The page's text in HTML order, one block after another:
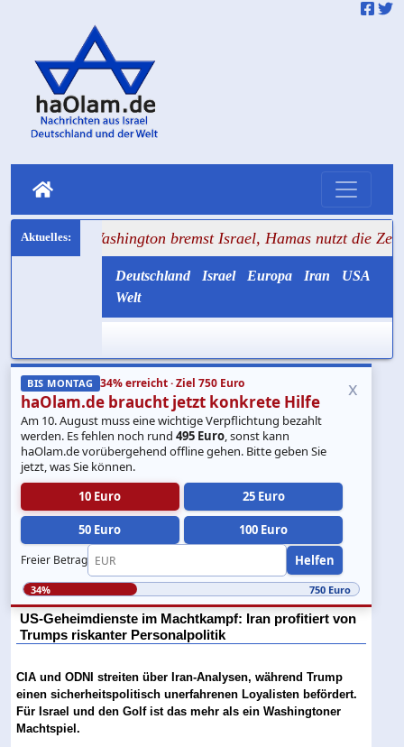
Washington bremst Israel, Hamas nutzt die Zeit zum
Deutschland Israel Europa Iran
USA
Welt
BIS MONTAG 34% erreicht · Ziel 750 Euro
haOlam.de braucht jetzt konkrete Hilfe
Am 10. August muss eine wichtige Verpflichtung bezahlt
werden. Es fehlen noch rund495 Euro, sonst kann
haOlam.de vorübergehend offline gehen. Bitte geben Sie
jetzt, was Sie können.
10 Euro
25 Euro
50 Euro 100 Euro
Freier Betrag Helfen
x
34% 750 Euro
US-Geheimdienste im Machtkampf: Iran profitiert von
Trumps riskanter Personalpolitik
CIA und ODNI streiten über Iran-Analysen, während Trump
einen sicherheitspolitisch unerfahrenen Loyalisten befördert.
Für Israel und den Golf ist das mehr als ein Washingtoner
Machtspiel.